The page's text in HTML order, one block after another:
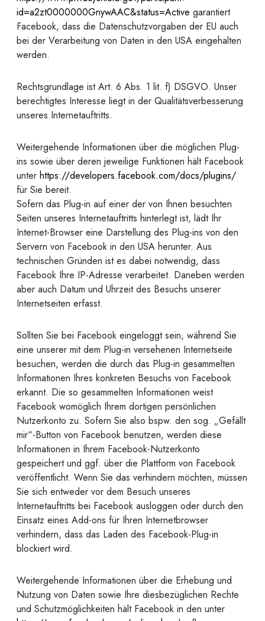
id=a2zt0000000GnywAAC&status=Active garantiert
Facebook, dass die Datenschutzvorgaben der EU auch
bei der Verarbeitung von Daten in den USA eingehalten
werden.
Rechtsgrundlage ist Art. 6 Abs. 1 lit. f) DSGVO. Unser
berechtigtes Interesse liegt in der Qualitätsverbesserung
unseres Internetauftritts.
Weitergehende Informationen über die möglichen Plug-
ins sowie über deren jeweilige Funktionen hält Facebook
unter https://developers.facebook.com/docs/plugins/
für Sie bereit.
Sofern das Plug-in auf einer der von Ihnen besuchten
Seiten unseres Internetauftritts hinterlegt ist, lädt Ihr
Internet-Browser eine Darstellung des Plug-ins von den
Servern von Facebook in den USA herunter. Aus
technischen Gründen ist es dabei notwendig, dass
Facebook Ihre IP-Adresse verarbeitet. Daneben werden
aber auch Datum und Uhrzeit des Besuchs unserer
Internetseiten erfasst.
Sollten Sie bei Facebook eingeloggt sein, während Sie
eine unserer mit dem Plug-in versehenen Internetseite
besuchen, werden die durch das Plug-in gesammelten
Informationen Ihres konkreten Besuchs von Facebook
erkannt. Die so gesammelten Informationen weist
Facebook womöglich Ihrem dortigen persönlichen
Nutzerkonto zu. Sofern Sie also bspw. den sog. „Gefällt
mir“-Button von Facebook benutzen, werden diese
Informationen in Ihrem Facebook-Nutzerkonto
gespeichert und ggf. über die Plattform von Facebook
veröffentlicht. Wenn Sie das verhindern möchten, müssen
Sie sich entweder vor dem Besuch unseres
Internetauftritts bei Facebook ausloggen oder durch den
Einsatz eines Add-ons für Ihren Internetbrowser
verhindern, dass das Laden des Facebook-Plug-in
blockiert wird.
Weitergehende Informationen über die Erhebung und
Nutzung von Daten sowie Ihre diesbezüglichen Rechte
und Schutzmöglichkeiten hält Facebook in den unter